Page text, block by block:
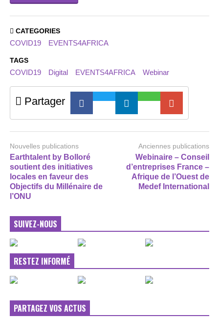
CATEGORIES
COVID19 EVENTS4AFRICA
TAGS
COVID19 Digital EVENTS4AFRICA Webinar
Partager
Nouvelles publications
Earthtalent by Bolloré
soutient des initiatives
locales en faveur des
Objectifs du Millénaire de
l’ONU
Anciennes publications
Webinaire – Conseil
d’entreprises France –
Afrique de l’Ouest de
Medef International
SUIVEZ-NOUS
RESTEZ INFORMÉ
PARTAGEZ VOS ACTUS